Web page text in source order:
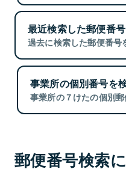
最近検索した郵便番号
過去に検索した郵便番号
事業所の個別番号を
事業所の７けたの個別郵
郵便番号検索